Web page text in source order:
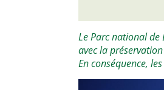
Le Parc national
avec la
En conséquence,